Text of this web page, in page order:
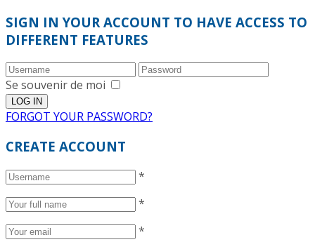
SIGN IN YOUR ACCOUNT TO HAVE ACCESS TO
DIFFERENT FEATURES
Se souvenir de moi
FORGOT YOUR PASSWORD?
CREATE ACCOUNT
*
*
*